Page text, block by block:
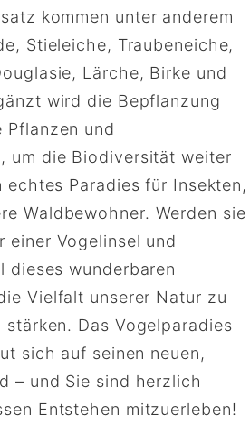
kommen unter anderem
Stieleiche, Traubeneiche,
Lärche, Birke und
wird die Bepflanzung
Pflanzen und
um die Biodiversität weiter
echtes Paradies für Insekten,
Waldbewohner. Werden sie
einer Vogelinsel und
dieses wunderbaren
Vielfalt unserer Natur zu
stärken. Das Vogelparadies
sich auf seinen neuen,
– und Sie sind herzlich
Entstehen mitzuerleben!